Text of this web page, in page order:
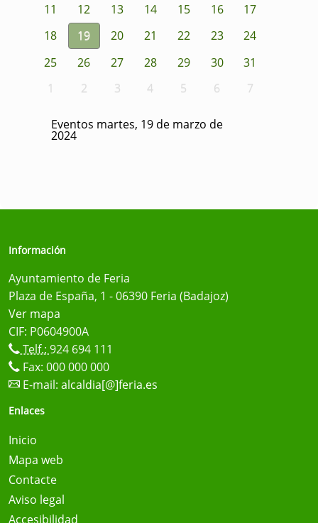
11
12 13 14 15 16
17
18
19 20 21 22 23
24
25
26 27 28 29 30
31
1
2 3 4 5 6 7
Eventos martes, 19 de marzo de
2024
Información
Ayuntamiento de Feria
Plaza de España, 1 - 06390 Feria (Badajoz)
Ver mapa
CIF: P0604900A
Telf.: 924 694 111
Fax: 000 000 000
E-mail: alcaldia[@]feria.es
Enlaces
Inicio
Mapa web
Contacte
Aviso legal
Accesibilidad